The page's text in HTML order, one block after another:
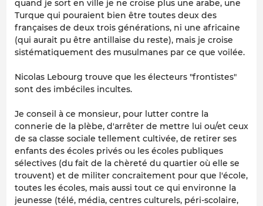
quand je sort en ville je ne croise plus une arabe, une
Turque qui pouraient bien être toutes deux des
françaises de deux trois générations, ni une africaine
(qui aurait pu être antillaise du reste), mais je croise
sistématiquement des musulmanes par ce que voilée.
Nicolas Lebourg trouve que les électeurs "frontistes"
sont des imbéciles incultes.
Je conseil à ce monsieur, pour lutter contre la
connerie de la plèbe, d'arrêter de mettre lui ou/et ceux
de sa classe sociale tellement cultivée, de retirer ses
enfants des écoles privés ou les écoles publiques
sélectives (du fait de la chèreté du quartier où elle se
trouvent) et de militer concraitement pour que l'école,
toutes les écoles, mais aussi tout ce qui environne la
jeunesse (télé, média, centres culturels, péri-scolaire,